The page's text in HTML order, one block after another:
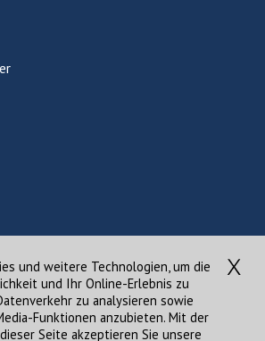
und weitere Technologien, um die
und Ihr Online-Erlebnis zu
zu analysieren sowie
Funktionen anzubieten. Mit der
Seite akzeptieren Sie unsere